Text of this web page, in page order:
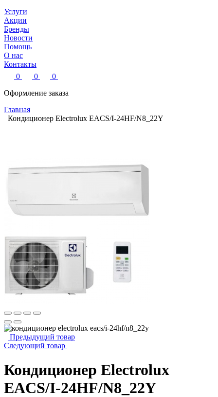
Услуги
Акции
Бренды
Новости
Помощь
О нас
Контакты
0
0
0
Оформление заказа
Главная
Кондиционер Electrolux EACS/I-24HF/N8_22Y
Предыдущий товар
Следующий товар
Кондиционер Electrolux
EACS/I-24HF/N8_22Y